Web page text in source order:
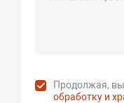
Продолжая, вы
обработку и